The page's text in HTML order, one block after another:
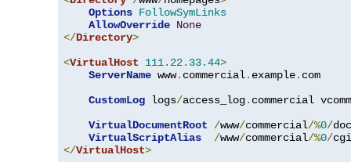
Options FollowSymLinks
AllowOverride None
</Directory>
<VirtualHost 111.22. 33.44>
ServerName www. commercial. example. com
CustomLog logs/access_log. commercial
VirtualDocumentRoot
/www/commercial/%0/
VirtualScriptAlias
/www/commercial/%0/
</VirtualHost>